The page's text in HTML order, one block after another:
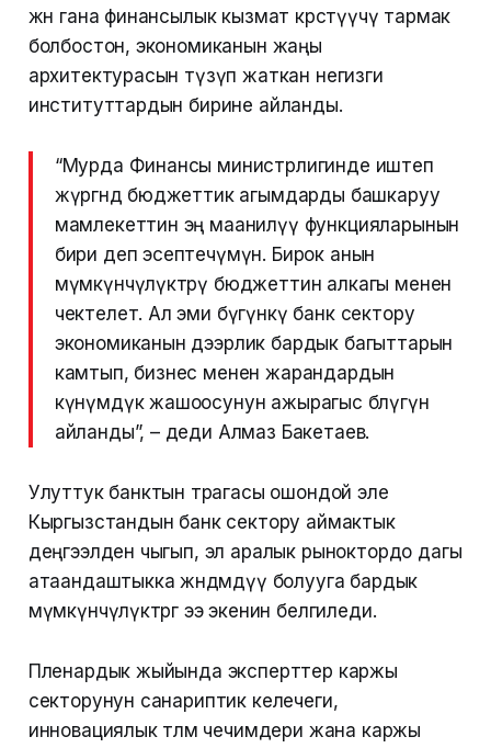
жөн гана финансылык кызмат көрсөтүүчү тармак
болбостон, экономиканын жаңы
архитектурасын түзүп жаткан негизги
институттардын бирине айланды.
“Мурда Финансы министрлигинде иштеп
жүргөндө бюджеттик агымдарды башкаруу
мамлекеттин эң маанилүү функцияларынын
бири деп эсептечүмүн. Бирок анын
мүмкүнчүлүктөрү бюджеттин алкагы менен
чектелет. Ал эми бүгүнкү банк сектору
экономиканын дээрлик бардык багыттарын
камтып, бизнес менен жарандардын
күнүмдүк жашоосунун ажырагыс бөлүгүнө
айланды”, – деди Алмаз Бакетаев.
Улуттук банктын төрагасы ошондой эле
Кыргызстандын банк сектору аймактык
деңгээлден чыгып, эл аралык рыноктордо дагы
атаандаштыкка жөндөмдүү болууга бардык
мүмкүнчүлүктөргө ээ экенин белгиледи.
Пленардык жыйында эксперттер каржы
секторунун санариптик келечеги,
инновациялык төлөм чечимдери жана каржы